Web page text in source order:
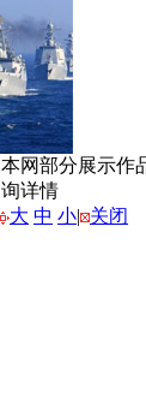
本网部分展示作
询详情
大 中 小| 关闭